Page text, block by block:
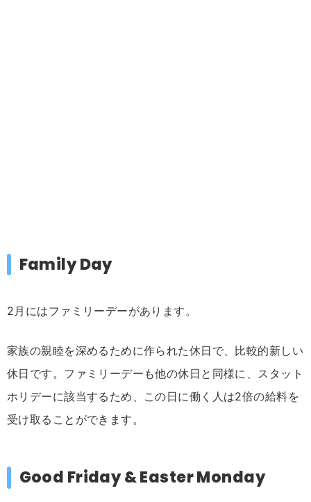
Family Day
2月にはファミリーデーがあります。
家族の親睦を深めるために作られた休日で、比較的新しい
休日です。ファミリーデーも他の休日と同様に、スタット
ホリデーに該当するため、この日に働く人は2倍の給料を
受け取ることができます。
Good Friday & Easter Monday